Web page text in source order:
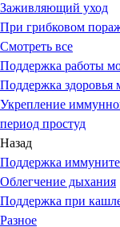
Заживляющий уход
При грибковом
Смотреть все
Поддержка работы
Поддержка здоровья
Укрепление
период простуд
Назад
Поддержка
Облегчение дыхания
Поддержка при
Разное